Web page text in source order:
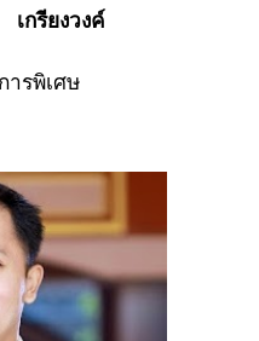
เกรียงวงค์
รพิเศษ